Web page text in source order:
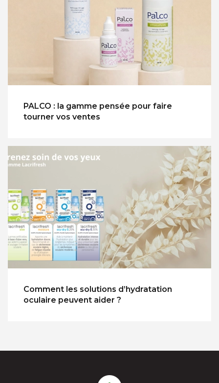
PALCO : la gamme pensée pour faire
tourner vos ventes
Comment les solutions d’hydratation
oculaire peuvent aider ?